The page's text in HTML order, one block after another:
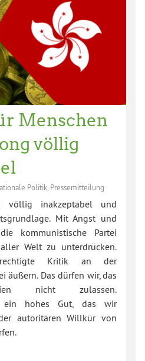
Menschen
völlig
Politik Pressemitteilung
völlig inakzeptabel und
Mit Angst und
kommunistische Partei
Welt zu unterdrücken.
Kritik an der
äußern. Das dürfen wir, das
nicht zulassen.
ein hohes Gut, das wir
autoritären Willkür von